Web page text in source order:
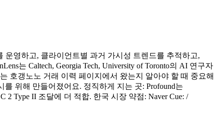
운영하고, 클라이언트별 과거 가시성 트렌드를 추적하고,
는 Caltech, Georgia Tech, University of Toronto의 AI 연구자
호갱노노 거래 이력 페이지에서 왔는지 알아야 할 때 중요해
위해 만들어졌어요. 정직하게 지는 곳: Profound는
Type II 조달에 더 적합. 한국 시장 약점: Naver Cue: /